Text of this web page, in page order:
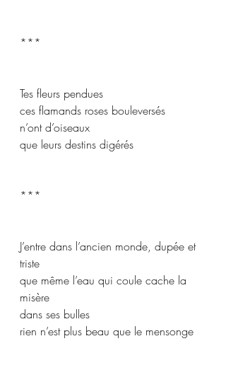
***
Tes fleurs pendues
ces flamands roses bouleversés
n’ont d’oiseaux
que leurs destins digérés
***
J’entre dans l’ancien monde, dupée et
triste
que même l’eau qui coule cache la
misère
dans ses bulles
rien n’est plus beau que le mensonge